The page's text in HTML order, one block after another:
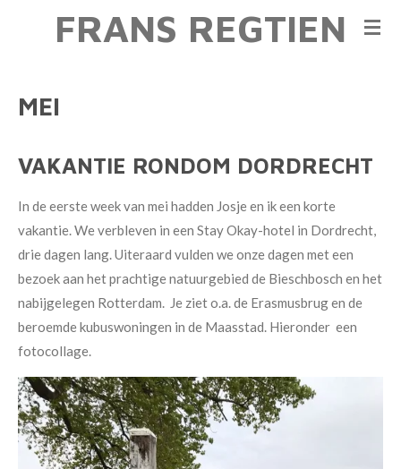
hoofdinhoud
FRANS REGTIEN
MEI
VAKANTIE RONDOM DORDRECHT
In de eerste week van mei hadden Josje en ik een korte
vakantie. We verbleven in een Stay Okay-hotel in Dordrecht,
drie dagen lang. Uiteraard vulden we onze dagen met een
bezoek aan het prachtige natuurgebied de Bieschbosch en het
nabijgelegen Rotterdam. Je ziet o.a. de Erasmusbrug en de
beroemde kubuswoningen in de Maasstad. Hieronder een
fotocollage.